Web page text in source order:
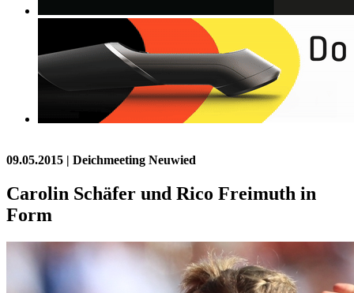
09.05.2015 | Deichmeeting Neuwied
Carolin Schäfer und Rico Freimuth in
Form